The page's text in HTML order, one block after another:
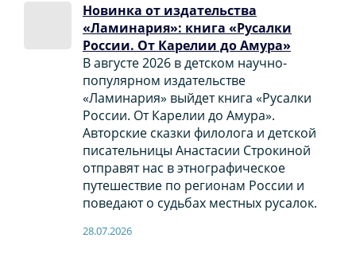
Новинка от издательства
«Ламинария»: книга «Русалки
России. От Карелии до Амура»
В августе 2026 в детском научно-
популярном издательстве
«Ламинария» выйдет книга «Русалки
России. От Карелии до Амура».
Авторские сказки филолога и детской
писательницы Анастасии Строкиной
отправят нас в этнографическое
путешествие по регионам России и
поведают о судьбах местных русалок.
28.07.2026